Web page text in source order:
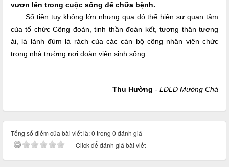
vươn lên trong cuộc sống để chữa bệnh.
Số tiền tuy không lớn nhưng qua đó thể hiện sự quan tâm
của tổ chức Công đoàn, tinh thần đoàn kết, tương thân tương
ái, lá lành đùm lá rách của các cán bộ công nhân viên chức
trong nhà trường nơi đoàn viên sinh sống.
Thu Hường - LĐLĐ Mường Chà
Tổng số điểm của bài viết là: 0 trong 0 đánh giá
Click để đánh giá bài viết